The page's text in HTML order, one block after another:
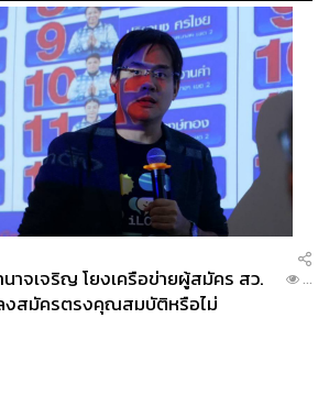
าจเจริญ โยงเครือข่ายผู้สมัคร สว.
สมัครตรงคุณสมบัติหรือไม่
...